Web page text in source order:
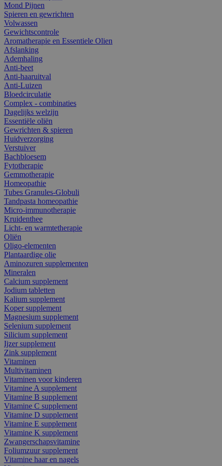
Mond Pijnen
Spieren en gewrichten
Volwassen
Gewichtscontrole
Aromatherapie en Essentiele Olien
Afslanking
Ademhaling
Anti-beet
Anti-haaruitval
Anti-Luizen
Bloedcirculatie
Complex - combinaties
Dagelijks welzijn
Essentiële oliën
Gewrichten & spieren
Huidverzorging
Verstuiver
Bachbloesem
Fytotherapie
Gemmotherapie
Homeopathie
Tubes Granules-Globuli
Tandpasta homeopathie
Micro-immunotherapie
Kruidenthee
Licht- en warmtetherapie
Oliën
Oligo-elementen
Plantaardige olie
Aminozuren supplementen
Mineralen
Calcium supplement
Jodium tabletten
Kalium supplement
Koper supplement
Magnesium supplement
Selenium supplement
Silicium supplement
Ijzer supplement
Zink supplement
Vitaminen
Multivitaminen
Vitaminen voor kinderen
Vitamine A supplement
Vitamine B supplement
Vitamine C supplement
Vitamine D supplement
Vitamine E supplement
Vitamine K supplement
Zwangerschapsvitamine
Foliumzuur supplement
Vitamine haar en nagels